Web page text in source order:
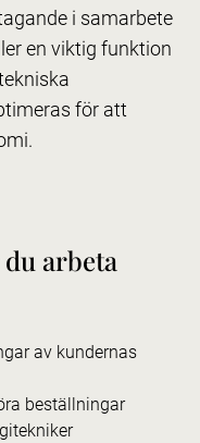
i samarbete
en viktig funktion
för att
arbeta
av kundernas
beställningar